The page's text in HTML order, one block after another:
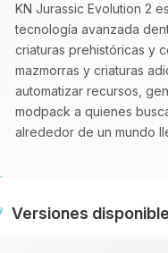
KN Jurassic Evolution 2
tecnología avanzada
criaturas prehistóricas y
mazmorras y criaturas
automatizar recursos,
modpack a quienes
alrededor de un mundo
Versiones